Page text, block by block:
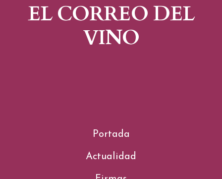
EL CORREO DEL
VINO
Portada
Actualidad